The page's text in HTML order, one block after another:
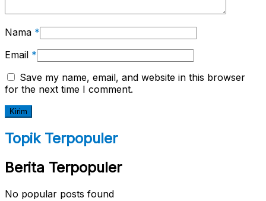
Nama *
Email *
Save my name, email, and website in this browser
for the next time I comment.
Topik Terpopuler
Berita Terpopuler
No popular posts found